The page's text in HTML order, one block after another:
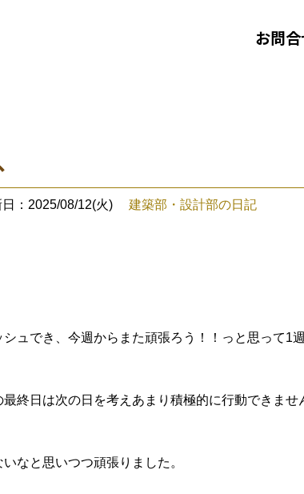
お問
：2025/08/12(火) 建築部・設計部の日記
ュでき、今週からまた頑張ろう！！っと思って1
終日は次の日を考えあまり積極的に行動できませ
なと思いつつ頑張りました。